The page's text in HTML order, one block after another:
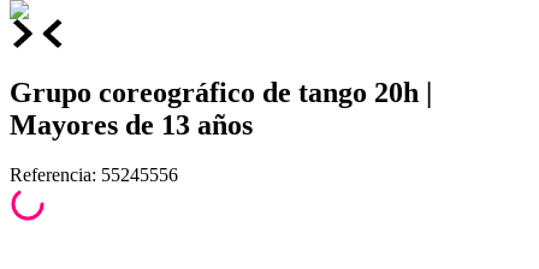
Grupo coreográfico de tango 20h |
Mayores de 13 años
Referencia: 55245556